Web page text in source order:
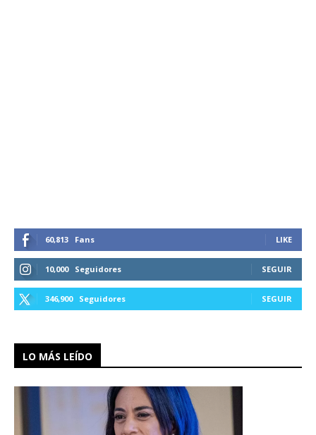
60,813 Fans LIKE
10,000 Seguidores SEGUIR
346,900 Seguidores SEGUIR
LO MÁS LEÍDO